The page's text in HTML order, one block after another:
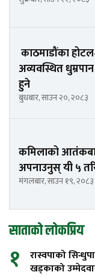
काठमाडौंका
अव्यवस्थित
हुने
बुधबार, साउन २०, २०८३
कमिलाको
अपनाउनुस् यी ५
मंगलबार, साउन १९, २०८३
साताको लोकप्रिय
१
रास्वपाको
खड्काको